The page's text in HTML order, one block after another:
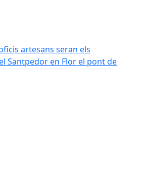
artesans seran els
Santpedor en Flor el pont de